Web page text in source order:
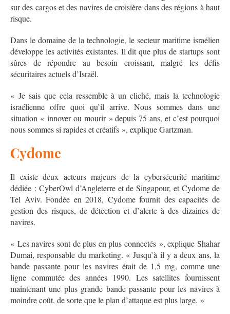
sur des cargos et des navires de croisière dans des régions à haut
risque.
Dans le domaine de la technologie, le secteur maritime israélien
développe les activités existantes. Il dit que plus de startups sont
sûres de répondre au besoin croissant, malgré les défis
sécuritaires actuels d’Israël.
« Je sais que cela ressemble à un cliché, mais la technologie
israélienne offre quoi qu’il arrive. Nous sommes dans une
situation « innover ou mourir » depuis 75 ans, et c’est pourquoi
nous sommes si rapides et créatifs », explique Gartzman.
Cydome
Il existe deux acteurs majeurs de la cybersécurité maritime
dédiée : CyberOwl d’Angleterre et de Singapour, et Cydome de
Tel Aviv. Fondée en 2018, Cydome fournit des capacités de
gestion des risques, de détection et d’alerte à des dizaines de
navires.
« Les navires sont de plus en plus connectés », explique Shahar
Dumai, responsable du marketing. « Jusqu’à il y a deux ans, la
bande passante pour les navires était de 1,5 mg, comme une
ligne commutée des années 1990. Les satellites fournissent
maintenant une plus grande bande passante pour les navires à
moindre coût, de sorte que le plan d’attaque est plus large. »